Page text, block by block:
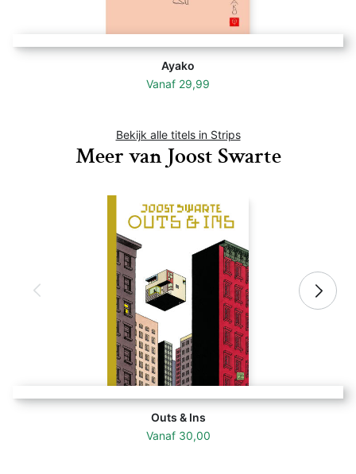
Ayako
Vanaf 29,99
Bekijk alle titels in Strips
Meer van Joost Swarte
Outs & Ins
Vanaf 30,00